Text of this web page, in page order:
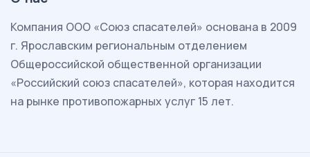
Компания ООО «Союз спасателей» основана в 2009
г. Ярославским региональным отделением
Общероссийской общественной организации
«Российский союз спасателей», которая находится
на рынке противопожарных услуг 15 лет.